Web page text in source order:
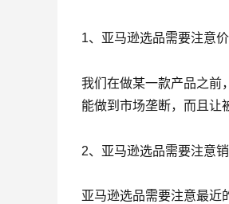
1、亚马逊选品需要注意
我们在做某一款产品之前
能做到市场垄断，而且让
2、亚马逊选品需要注意
亚马逊选品需要注意最近